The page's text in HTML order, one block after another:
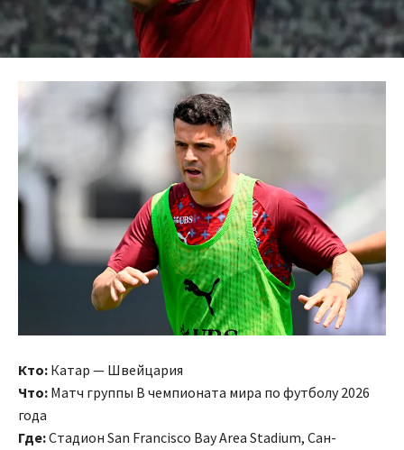
Кто: Катар — Швейцария
Что: Матч группы B чемпионата мира по футболу 2026
года
Где:Стадион San Francisco Bay Area Stadium, Сан-